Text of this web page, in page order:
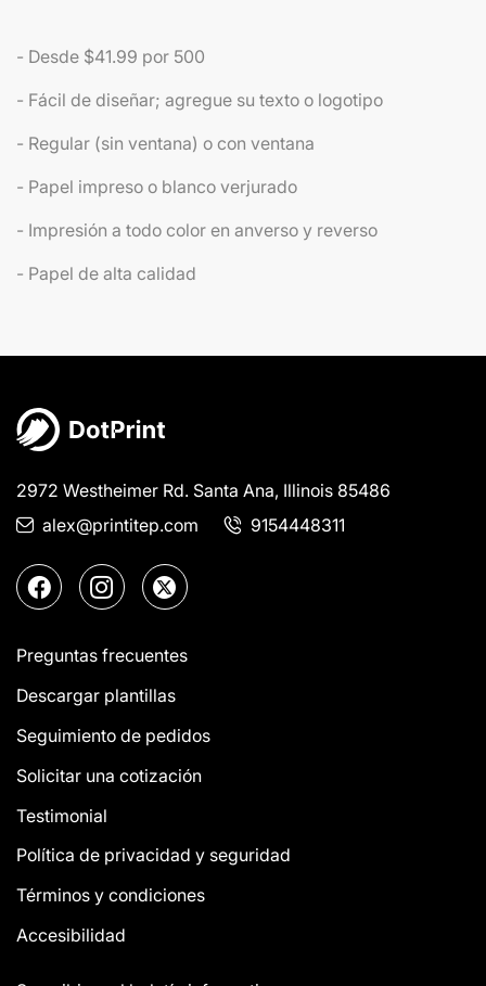
- Desde $41.99 por 500
- Fácil de diseñar; agregue su texto o logotipo
- Regular (sin ventana) o con ventana
- Papel impreso o blanco verjurado
- Impresión a todo color en anverso y reverso
- Papel de alta calidad
2972 Westheimer Rd. Santa Ana, Illinois 85486
alex@printitep.com
9154448311
Preguntas frecuentes
Descargar plantillas
Seguimiento de pedidos
Solicitar una cotización
Testimonial
Política de privacidad y seguridad
Términos y condiciones
Accesibilidad